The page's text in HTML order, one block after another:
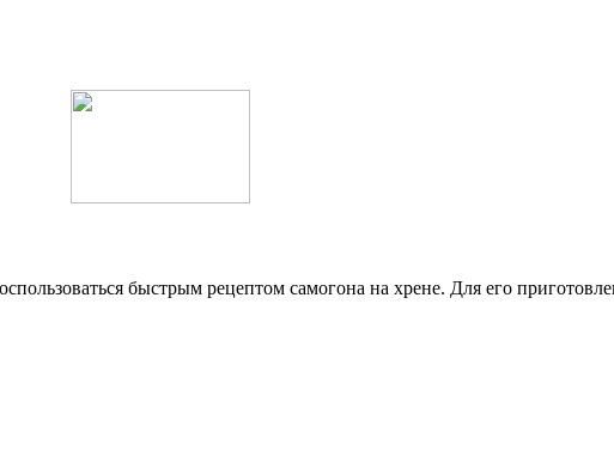
быстрым рецептом самогона на хрене. Для его